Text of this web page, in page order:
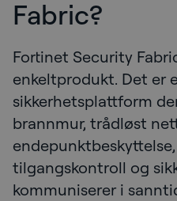
Fabric?
Fortinet Security
enkeltprodukt. Det er
sikkerhetsplattform
brannmur, trådløst
tilgangskontroll og
kommuniserer i